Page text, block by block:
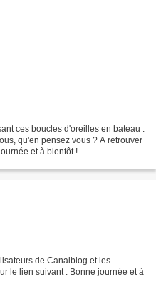
ces boucles d'oreilles en bateau :
qu'en pensez vous ? A retrouver
boutique ici : Bonne journée et à bientôt !
de Canalblog et les
: Bonne journée et à